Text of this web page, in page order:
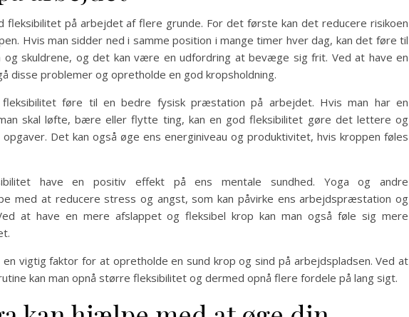
fleksibilitet på arbejdet af flere grunde. For det første kan det reducere risikoen
Hvis man sidder ned i samme position i mange timer hver dag, kan det føre til
og skuldrene, og det kan være en udfordring at bevæge sig frit. Ved at have en
disse problemer og opretholde en god kropsholdning.
føre til en bedre fysisk præstation på arbejdet. Hvis man har en
skal løfte, bære eller flytte ting, kan en god fleksibilitet gøre det lettere og
Det kan også øge ens energiniveau og produktivitet, hvis kroppen føles
have en positiv effekt på ens mentale sundhed. Yoga og andre
med at reducere stress og angst, som kan påvirke ens arbejdspræstation og
at have en mere afslappet og fleksibel krop kan man også føle sig mere
vigtig faktor for at opretholde en sund krop og sind på arbejdspladsen. Ved at
kan man opnå større fleksibilitet og dermed opnå flere fordele på lang sigt.